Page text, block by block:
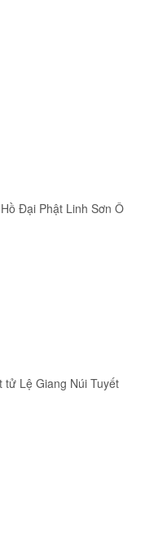
Đại Phật Linh Sơn Ô
tử Lệ Giang Núi Tuyết